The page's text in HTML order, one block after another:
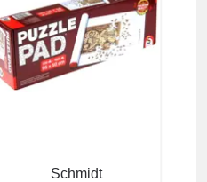
Schmidt